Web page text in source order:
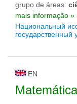
grupo de áreas:
mais informação »
Национальный
государственный
EN
Matemática